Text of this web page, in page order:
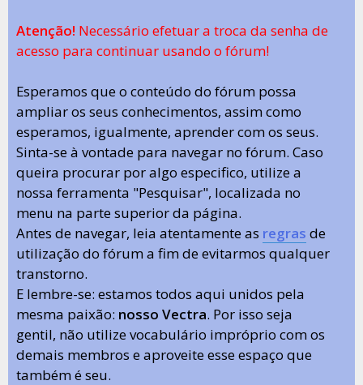
Atenção! Necessário efetuar a troca da senha de
acesso para continuar usando o fórum!
Esperamos que o conteúdo do fórum possa
ampliar os seus conhecimentos, assim como
esperamos, igualmente, aprender com os seus.
Sinta-se à vontade para navegar no fórum. Caso
queira procurar por algo especifico, utilize a
nossa ferramenta "Pesquisar", localizada no
menu na parte superior da página.
Antes de navegar, leia atentamente as regras de
utilização do fórum a fim de evitarmos qualquer
transtorno.
E lembre-se: estamos todos aqui unidos pela
mesma paixão: nosso Vectra. Por isso seja
gentil, não utilize vocabulário impróprio com os
demais membros e aproveite esse espaço que
também é seu.